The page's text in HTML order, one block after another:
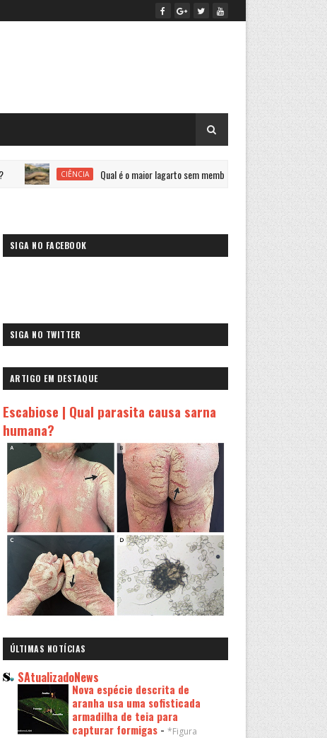
CIÊNCIA Qual é o maior lagarto sem membros do mundo? SAÚDE
SIGA NO FACEBOOK
SIGA NO TWITTER
ARTIGO EM DESTAQUE
Escabiose | Qual parasita causa sarna
humana?
ÚLTIMAS NOTÍCIAS
SAtualizadoNews
Nova espécie descrita de
aranha usa uma sofisticada
armadilha de teia para
capturar formigas - *Figura